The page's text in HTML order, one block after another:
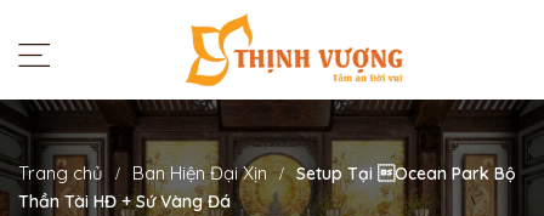
Trang chủ Ban Hiện Đại Xịn
Setup Tại Ocean Park Bộ
Thần Tài HĐ + Sứ Vàng Đá